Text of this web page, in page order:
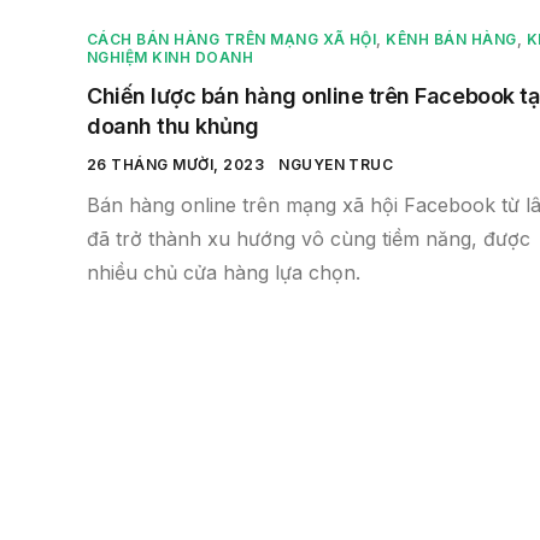
CÁCH BÁN HÀNG TRÊN MẠNG XÃ HỘI KÊNH BÁN HÀNG
NGHIỆM KINH DOANH
Chiến lược bán hàng online trên Facebook
doanh thu khủng
26 THÁNG MƯỜI, 2023 NGUYEN TRUC
Bán hàng online trên mạng xã hội Facebook từ
đã trở thành xu hướng vô cùng tiềm năng, được
nhiều chủ cửa hàng lựa chọn.